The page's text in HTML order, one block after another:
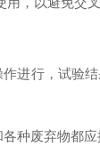
进行，试验
种废弃物都应